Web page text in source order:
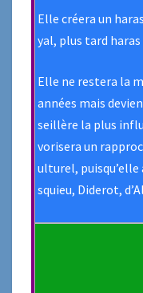
Elle créera un
yal, plus tard
Elle ne restera la
années mais
seillère la plus
vorisera un
ulturel,
squieu, Diderot,